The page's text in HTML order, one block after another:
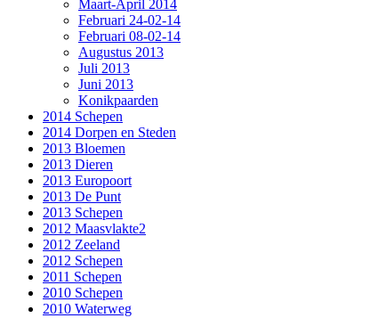
Maart-April 2014
Februari 24-02-14
Februari 08-02-14
Augustus 2013
Juli 2013
Juni 2013
Konikpaarden
2014 Schepen
2014 Dorpen en Steden
2013 Bloemen
2013 Dieren
2013 Europoort
2013 De Punt
2013 Schepen
2012 Maasvlakte2
2012 Zeeland
2012 Schepen
2011 Schepen
2010 Schepen
2010 Waterweg